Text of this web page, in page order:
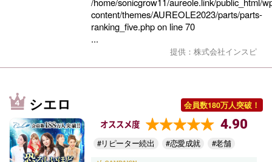
content/themes/AUREOLE2023/parts/parts-
ranking_five.phpon line70
...
提供：株式会社インスピ
シエロ 会員数180万人突破！
オススメ度 4.90
#リピーター続出 #恋愛成就 #老舗